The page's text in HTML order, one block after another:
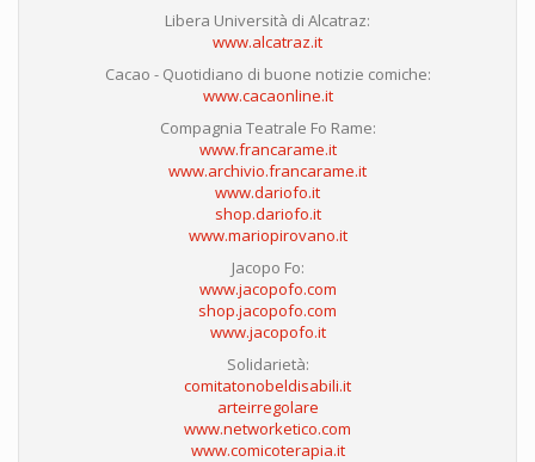
Libera Università di Alcatraz:
www.alcatraz.it
Cacao - Quotidiano di buone notizie comiche:
www.cacaonline.it
Compagnia Teatrale Fo Rame:
www.francarame.it
www.archivio.francarame.it
www.dariofo.it
shop.dariofo.it
www.mariopirovano.it
Jacopo Fo:
www.jacopofo.com
shop.jacopofo.com
www.jacopofo.it
Solidarietà:
comitatonobeldisabili.it
arteirregolare
www.networketico.com
www.comicoterapia.it